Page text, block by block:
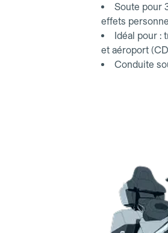
Soute pour
effets
Idéal pour :
et aéroport
Conduite